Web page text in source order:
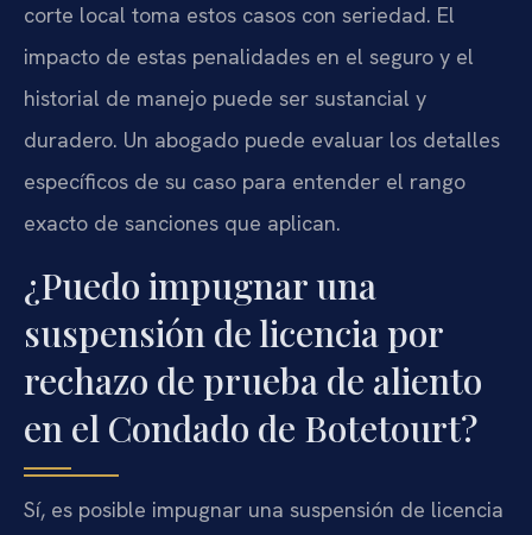
corte local toma estos casos con seriedad. El
impacto de estas penalidades en el seguro y el
historial de manejo puede ser sustancial y
duradero. Un abogado puede evaluar los detalles
específicos de su caso para entender el rango
exacto de sanciones que aplican.
¿Puedo impugnar una
suspensión de licencia por
rechazo de prueba de aliento
en el Condado de Botetourt?
Sí, es posible impugnar una suspensión de licencia